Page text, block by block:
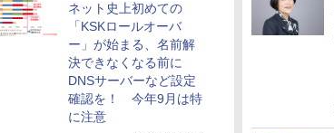
ネット史上初めての
「KSKロールオーバ
ー」が始まる、名前解
決できなくなる前に
DNSサーバーなど設定
確認を！ 今年9月は特
に注意